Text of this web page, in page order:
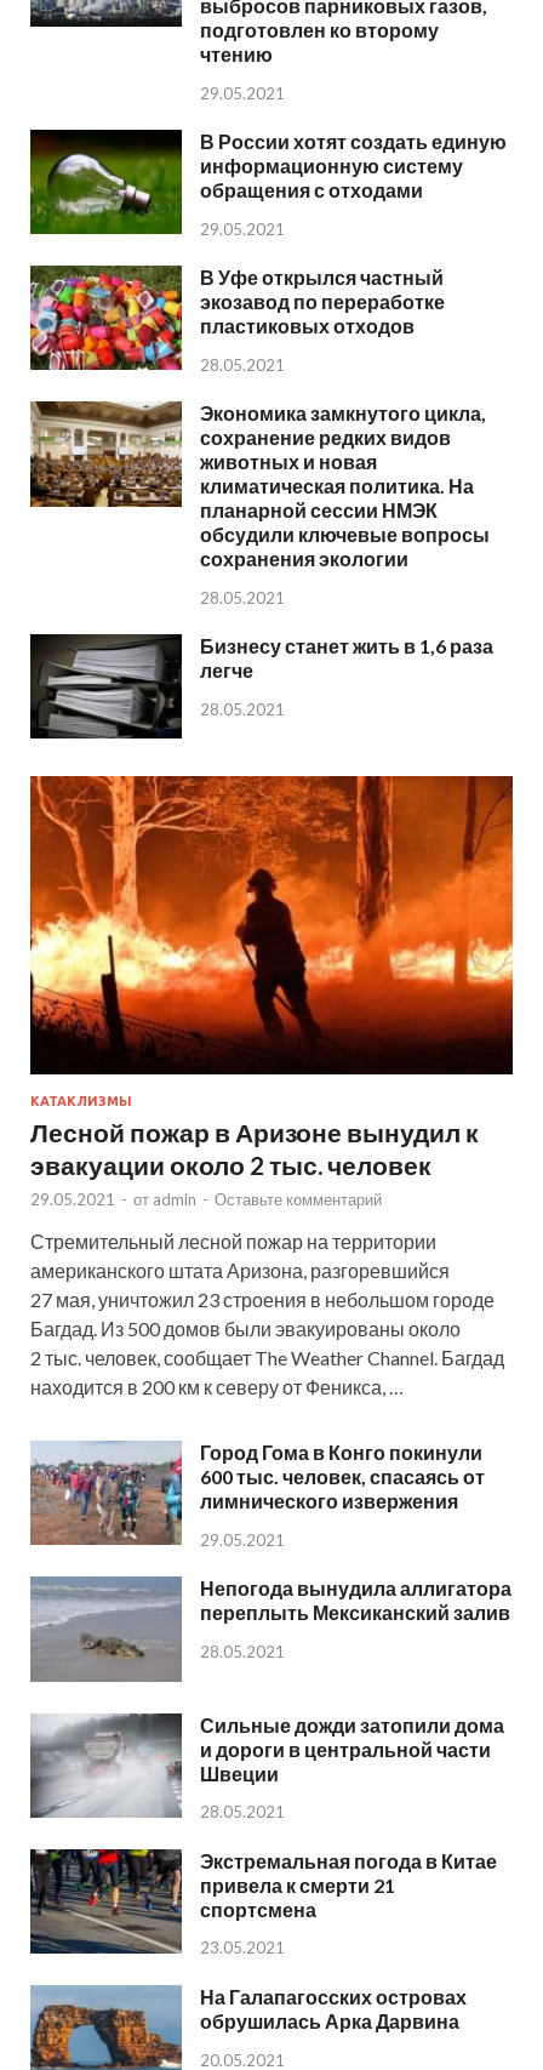
выбросов парниковых газов,
подготовлен ко второму
чтению
29.05.2021
В России хотят создать единую
информационную систему
обращения с отходами
29.05.2021
В Уфе открылся частный
экозавод по переработке
пластиковых отходов
28.05.2021
Экономика замкнутого цикла,
сохранение редких видов
животных и новая
климатическая политика. На
планарной сессии НМЭК
обсудили ключевые вопросы
сохранения экологии
28.05.2021
Бизнесу станет жить в 1,6 раза
легче
28.05.2021
КАТАКЛИЗМЫ
Лесной пожар в Аризоне вынудил к
эвакуации около 2 тыс. человек
29.05.2021 - от admin - Оставьте комментарий
Стремительный лесной пожар на территории
американского штата Аризона, разгоревшийся
27 мая, уничтожил 23 строения в небольшом городе
Багдад. Из 500 домов были эвакуированы около
2 тыс. человек, сообщает The Weather Channel. Багдад
находится в 200 км к северу от Феникса, …
Город Гома в Конго покинули
600 тыс. человек, спасаясь от
лимнического извержения
29.05.2021
Непогода вынудила аллигатора
переплыть Мексиканский залив
28.05.2021
Сильные дожди затопили дома
и дороги в центральной части
Швеции
28.05.2021
Экстремальная погода в Китае
привела к смерти 21
спортсмена
23.05.2021
На Галапагосских островах
обрушилась Арка Дарвина
20.05.2021